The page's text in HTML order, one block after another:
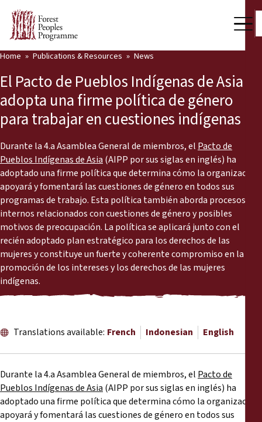
Who we are
Press Room
Support Us
Our Work
Community Voices
Partners & Countries
Latest News
Publications & Resources
Back
Publications & Resources
News
Reports
Press Releases
Training Materials
Legal Submissions
Home Publications & Resources News
El Pacto de Pueblos Indígenas de Asia
adopta una firme política de género
para trabajar en cuestiones indígenas
Durante la 4.a Asamblea General de miembros, el Pacto de
Pueblos Indígenas de Asia (AIPP por sus siglas en inglés) ha
adoptado una firme política que determina cómo la organización
apoyará y fomentará las cuestiones de género en todos sus
programas de trabajo. Esta política también aborda procesos
internos relacionados con cuestiones de género y posibles
motivos de preocupación. La política se aplicará junto con el
recién adoptado plan estratégico para los derechos de las
mujeres y constituye un fuerte y coherente compromiso en la
promoción de los intereses y los derechos de las mujeres
indígenas.
Translations available: French Indonesian English
Durante la 4.a Asamblea General de miembros, el Pacto de
Pueblos Indígenas de Asia (AIPP por sus siglas en inglés) ha
adoptado una firme política que determina cómo la organización
apoyará y fomentará las cuestiones de género en todos sus